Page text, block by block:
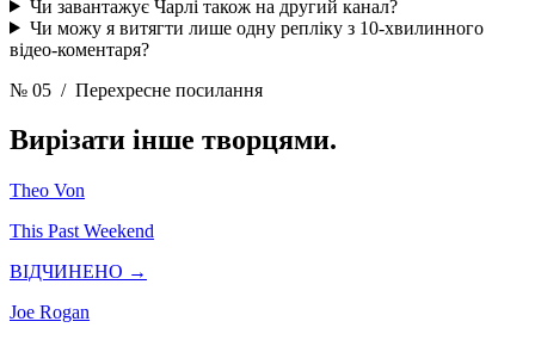
Чи завантажує Чарлі також на другий канал?
Чи можу я витягти лише одну репліку з 10-хвилинного
відео-коментаря?
№ 05 / Перехресне посилання
Вирізати інше творцями.
Theo Von
This Past Weekend
ВІДЧИНЕНО →
Joe Rogan